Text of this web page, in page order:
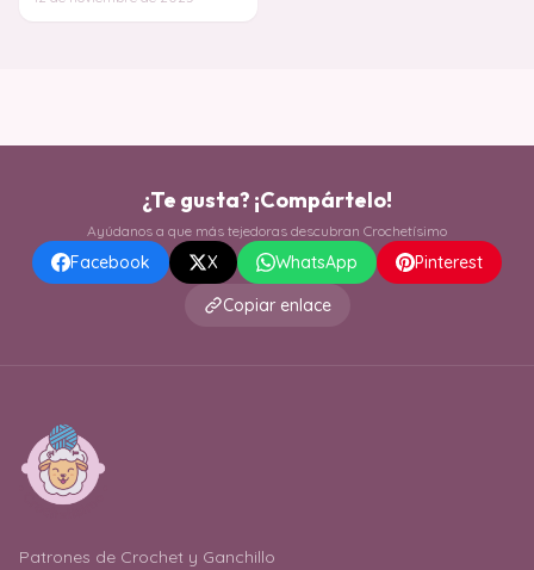
inagotab
¿Te gusta? ¡Compártelo!
Ayúdanos a que más tejedoras descubran Crochetísimo
Facebook X WhatsApp
Pinterest
Copiar enlace
Patrones de Crochet y Ganchillo